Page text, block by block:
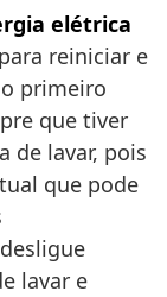
elétrica
reiniciar e
primeiro
que tiver
de lavar, pois
que pode
lavar e